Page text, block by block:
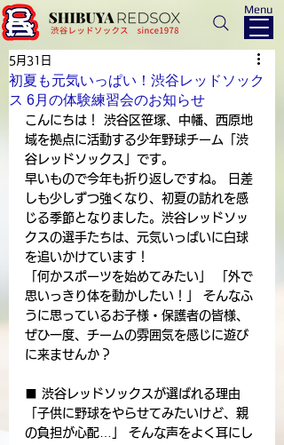
Menu
初夏も元気いっぱい！渋谷レッドソック
ス 6月の体験練習会のお知らせ
5月31日
こんにちは！ 渋谷区笹塚、中幡、西原地
域を拠点に活動する少年野球チーム「渋
谷レッドソックス」です。
早いもので今年も折り返しですね。 日差
しも少しずつ強くなり、初夏の訪れを感
じる季節となりました。渋谷レッドソッ
クスの選手たちは、元気いっぱいに白球
を追いかけています！
「何かスポーツを始めてみたい」 「外で
思いっきり体を動かしたい！」 そんなふ
うに思っているお子様・保護者の皆様、
ぜひ一度、チームの雰囲気を感じに遊び
に来ませんか？
■ 渋谷レッドソックスが選ばれる理由
「子供に野球をやらせてみたいけど、親
の負担が心配…」 そんな声をよく耳にし